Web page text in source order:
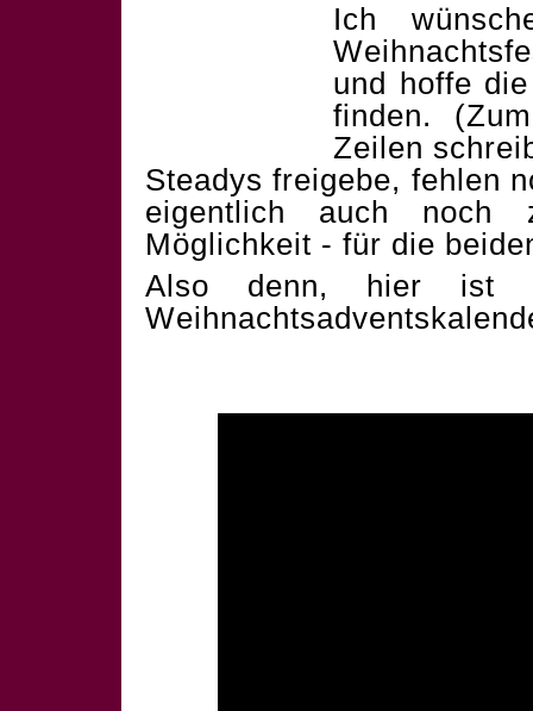
Ich
und hoffe
finden.
Zeilen
Steadys freigebe, fehlen
eigentlich auch noch
Möglichkeit - für die
Also denn, hier ist